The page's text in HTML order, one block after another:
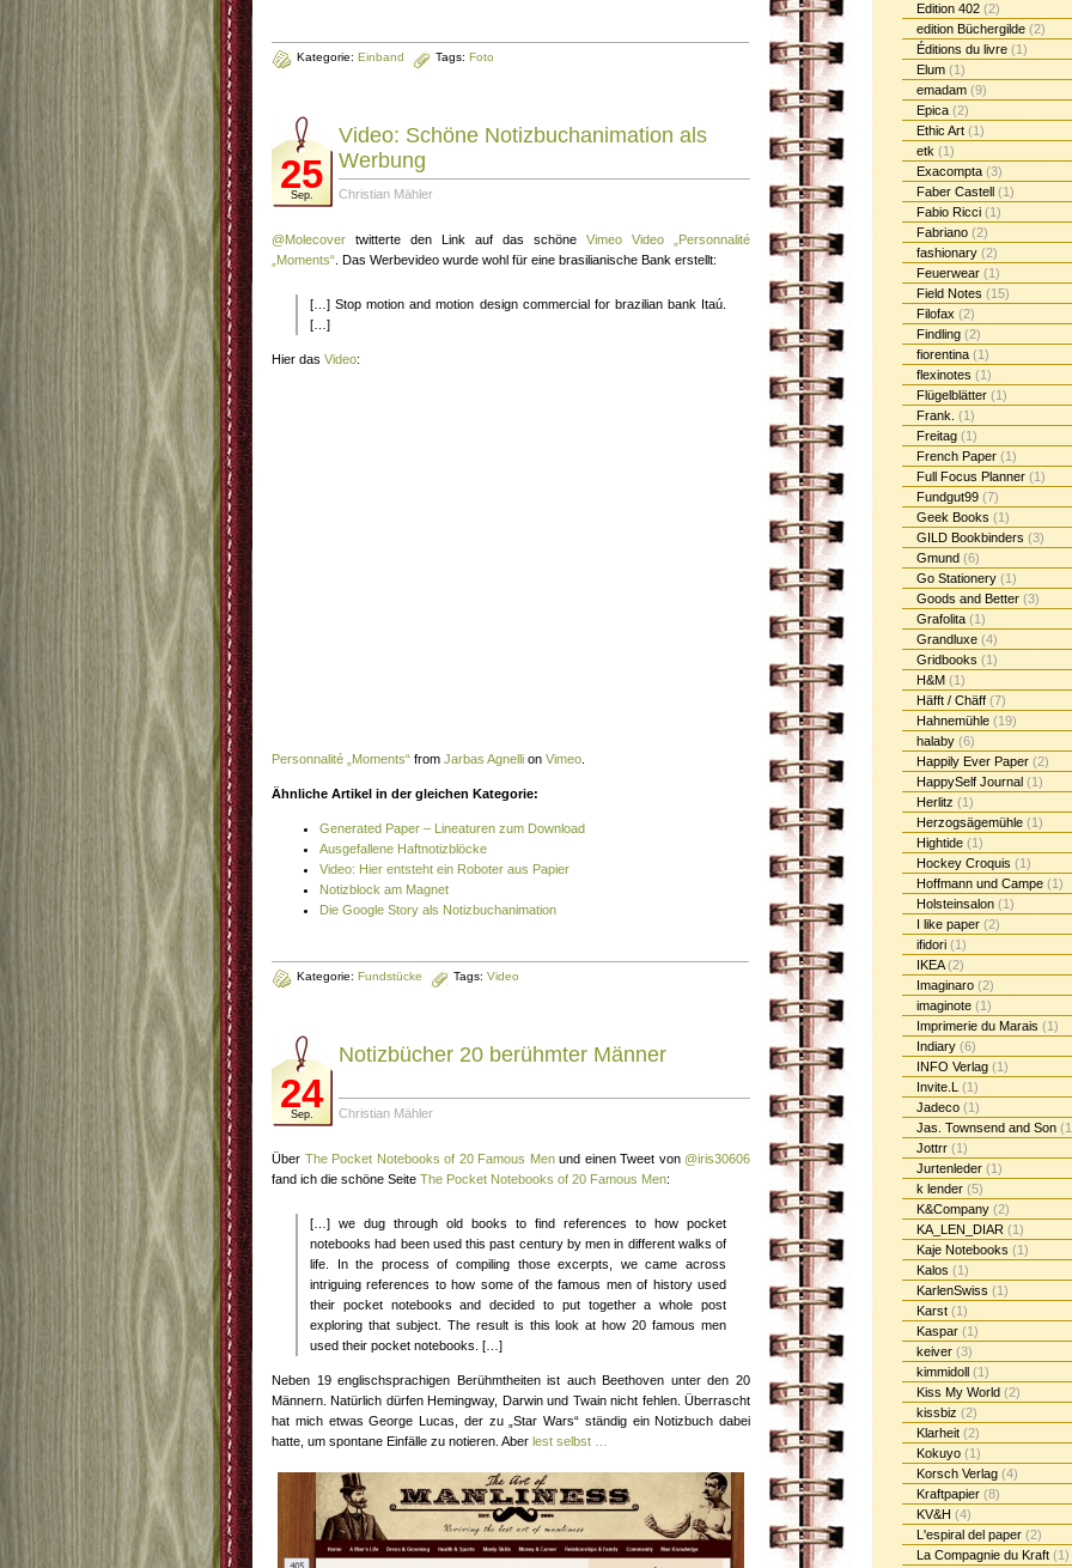
Kategorie: Einband Tags: Foto
25
Sep.
Video: Schöne Notizbuchanimation als
Werbung
Christian Mähler
@Molecover twitterte den Link auf das schöne Vimeo Video „Personnalité
„Moments“ . Das Werbevideo wurde wohl für eine brasilianische Bank erstellt:
[…] Stop motion and motion design commercial for brazilian bank Itaú.
[…]
Hier das Video:
Personnalité „Moments“ from Jarbas Agnelli on Vimeo
Ähnliche Artikel in der gleichen Kategorie:
Generated Paper – Lineaturen zum Download
Ausgefallene Haftnotizblöcke
Video: Hier entsteht ein Roboter aus Papier
Notizblock am Magnet
Die Google Story als Notizbuchanimation
Kategorie: Fundstücke Tags: Video
24
Sep.
Notizbücher 20 berühmter Männer
Christian Mähler
Über The Pocket Notebooks of 20 Famous Menund einen Tweet von @iris30606
fand ich die schöne Seite The Pocket Notebooks of 20 Famous Men:
[…] we dug through old books to find references to how pocket
notebooks had been used this past century by men in different walks of
life. In the process of compiling those excerpts, we came across
intriguing references to how some of the famous men of history used
their pocket notebooks and decided to put together a whole post
exploring that subject. The result is this look at how 20 famous men
used their pocket notebooks. […]
Neben 19 englischsprachigen Berühmtheiten ist auch Beethoven unter den 20
Männern. Natürlich dürfen Hemingway, Darwin und Twain nicht fehlen. Überrascht
hat mich etwas George Lucas, der zu „Star Wars“ ständig ein Notizbuch dabei
hatte, um spontane Einfälle zu notieren. Aber lest selbst …
Edition 402 (2)
edition Büchergilde (2)
Éditions du livre (1)
Elum (1)
emadam (9)
Epica (2)
Ethic Art (1)
etk (1)
Exacompta (3)
Faber Castell (1)
Fabio Ricci (1)
Fabriano (2)
fashionary (2)
Feuerwear (1)
Field Notes (15)
Filofax (2)
Findling (2)
fiorentina (1)
flexinotes (1)
Flügelblätter (1)
Frank. (1)
Freitag (1)
French Paper (1)
Full Focus Planner (1)
Fundgut99 (7)
Geek Books (1)
GILD Bookbinders (3)
Gmund (6)
Go Stationery (1)
Goods and Better (3)
Grafolita (1)
Grandluxe (4)
Gridbooks (1)
H&M (1)
Häfft / Chäff (7)
Hahnemühle (19)
halaby (6)
Happily Ever Paper (2)
HappySelf Journal (1)
Herlitz (1)
Herzogsägemühle (1)
Hightide (1)
Hockey Croquis (1)
Hoffmann und Campe (1)
Holsteinsalon (1)
I like paper (2)
ifidori (1)
IKEA(2)
Imaginaro (2)
imaginote (1)
Imprimerie du Marais (1)
Indiary (6)
INFO Verlag (1)
Invite.L (1)
Jadeco (1)
Jas. Townsend and Son
Jottrr (1)
Jurtenleder (1)
k lender (5)
K&Company (2)
KA_LEN_DIAR (1)
Kaje Notebooks (1)
Kalos (1)
KarlenSwiss (1)
Karst (1)
Kaspar (1)
keiver (3)
kimmidoll (1)
Kiss My World (2)
kissbiz (2)
Klarheit (2)
Kokuyo (1)
Korsch Verlag (4)
Kraftpapier (8)
KV&H (4)
L'espiral del paper (2)
La Compagnie du Kraft (1)